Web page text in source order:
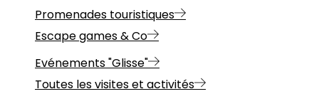
Promenades touristiques
Escape games & Co
Evénements "Glisse"
Toutes les visites et activités